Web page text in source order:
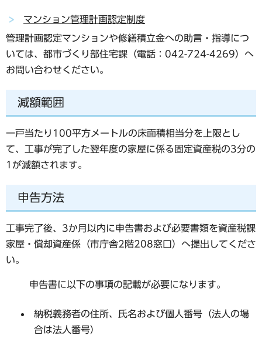
マンション管理計画認定制度
管理計画認定マンションや修繕積立金への助言・指導につ
いては、都市づくり部住宅課（電話：042-724-4269）へ
お問い合わせください。
減額範囲
一戸当たり100平方メートルの床面積相当分を上限とし
て、工事が完了した翌年度の家屋に係る固定資産税の3分の
1が減額されます。
申告方法
工事完了後、3か月以内に申告書および必要書類を資産税課
家屋・償却資産係（市庁舎2階208窓口）へ提出してくださ
い。
申告書に以下の事項の記載が必要になります。
納税義務者の住所、氏名および個人番号（法人の場
合は法人番号）